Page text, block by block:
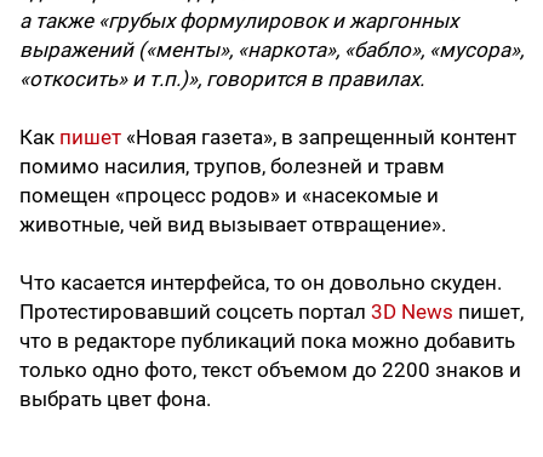
а также «грубых формулировок и жаргонных
выражений («менты», «наркота», «бабло», «мусора»,
«откосить» и т.п.)», говорится в правилах.
Как пишет «Новая газета», в запрещенный контент
помимо насилия, трупов, болезней и травм
помещен «процесс родов» и «насекомые и
животные, чей вид вызывает отвращение».
Что касается интерфейса, то он довольно скуден.
Протестировавший соцсеть портал 3D News пишет,
что в редакторе публикаций пока можно добавить
только одно фото, текст объемом до 2200 знаков и
выбрать цвет фона.